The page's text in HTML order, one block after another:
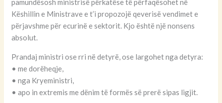
pamundësosh ministrisë përkatëse të përfaqësohet në
Këshillin e Ministrave e t’i propozojë qeverisë vendimet e
përjavshme për ecurinë e sektorit. Kjo është një nonsens
absolut.
Prandaj ministri ose rri në detyrë, ose largohet nga detyra:
• me dorëheqje,
• nga Kryeministri,
• apo in extremis me dënim të formës së prerë sipas ligjit.